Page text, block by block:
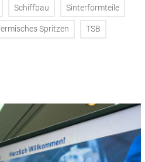
Schiffbau Sinterformteile
Spritzen TSB